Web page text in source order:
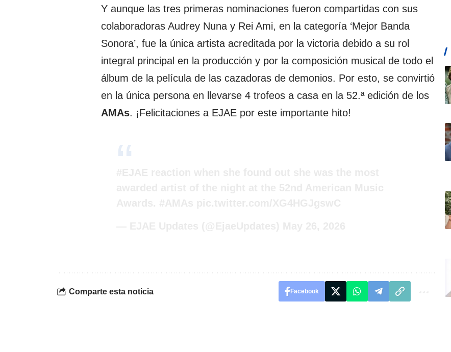
Y aunque las tres primeras nominaciones fueron compartidas con sus
colaboradoras Audrey Nuna y Rei Ami, en la categoría ‘Mejor Banda
Sonora’, fue la única artista acreditada por la victoria debido a su rol
integral principal en la producción y por la composición musical de todo el
álbum de la película de las cazadoras de demonios. Por esto, se convirtió
en la única persona en llevarse 4 trofeos a casa en la 52.ª edición de los
AMAs. ¡Felicitaciones a EJAE por este importante hito!
Comparte esta noticia Facebook